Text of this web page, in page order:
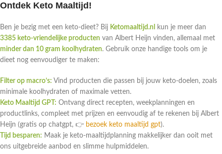
Ontdek Keto Maaltijd!
Ben je bezig met een keto-dieet? Bij Ketomaaltijd.nl
kun je meer dan
3385 keto-vriendelijke producten van Albert Heijn vinden, allemaal met
minder dan 10 gram koolhydraten. Gebruik onze handige tools om je
dieet nog eenvoudiger te maken:
Filter op macro’s: Vind producten die passen bij jouw keto-doelen, zoals
minimale koolhydraten of maximale vetten.
Keto Maaltijd GPT: Ontvang direct recepten, weekplanningen en
productlinks, compleet met prijzen en eenvoudig af te rekenen bij Albert
Heijn (gratis op chatgpt, 👉 bezoek keto maaltijd gpt).
Tijd besparen: Maak je keto-maaltijdplanning makkelijker dan ooit met
ons uitgebreide aanbod en slimme hulpmiddelen.